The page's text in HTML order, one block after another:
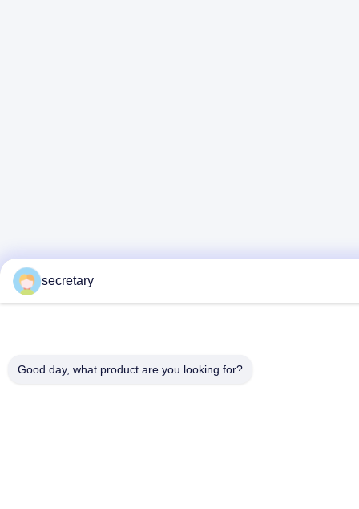
secretary
Good day, what product are you looking for?